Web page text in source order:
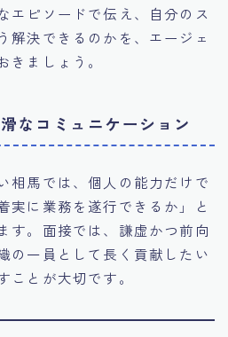
エピソードで伝え、自分のス
解決できるのかを、エージェ
きましょう。
なコミュニケーション
相馬では、個人の能力だけで
実に業務を遂行できるか」と
す。面接では、謙虚かつ前向
の一員として長く貢献したい
ことが大切です。